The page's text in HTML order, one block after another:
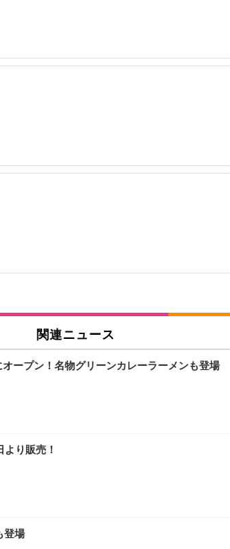
関連ニュース
ープン！名物グリーンカレーラーメンも登場
り販売！
登場